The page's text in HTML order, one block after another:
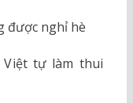
được nghỉ hè
Việt tự làm thui